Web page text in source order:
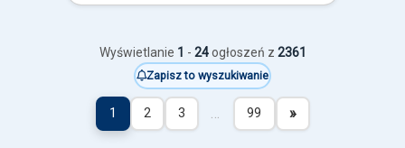
Wyświetlanie 1 - 24ogłoszeń z 2361
Zapisz to wyszukiwanie
1 2 3 99 »